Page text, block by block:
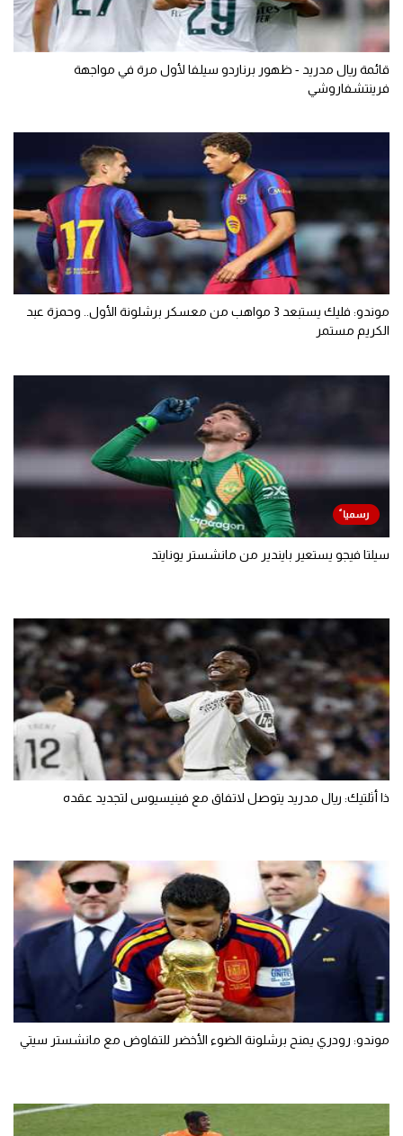
قائمة ريال مدريد - ظهور برناردو سيلفا لأول مرة في مواجهة
فرينتشفاروشي
موندو: فليك يستبعد 3 مواهب من معسكر برشلونة الأول.. وحمزة عبد
الكريم مستمر
سيلتا فيجو يستعير بايندير من مانشستر يونايتد
ذا أثلتيك: ريال مدريد يتوصل لاتفاق مع فينيسيوس لتجديد عقده
موندو: رودري يمنح برشلونة الضوء الأخضر للتفاوض مع مانشستر سيتي